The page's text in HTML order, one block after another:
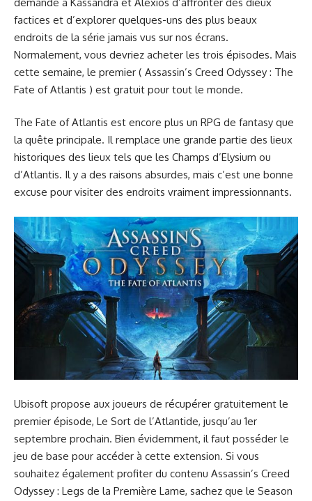
factices et d’explorer quelques-uns des plus beaux
endroits de la série jamais vus sur nos écrans.
Normalement, vous devriez acheter les trois épisodes. Mais
cette semaine, le premier ( Assassin’s Creed Odyssey : The
Fate of Atlantis ) est gratuit pour tout le monde.
The Fate of Atlantis est encore plus un RPG de fantasy que
la quête principale. Il remplace une grande partie des lieux
historiques des lieux tels que les Champs d’Elysium ou
d’Atlantis. Il y a des raisons absurdes, mais c’est une bonne
excuse pour visiter des endroits vraiment impressionnants.
Ubisoft propose aux joueurs de récupérer gratuitement le
premier épisode, Le Sort de l’Atlantide, jusqu’au 1er
septembre prochain. Bien évidemment, il faut posséder le
jeu de base pour accéder à cette extension. Si vous
souhaitez également profiter du contenu Assassin’s Creed
Odyssey : Legs de la Première Lame, sachez que le Season